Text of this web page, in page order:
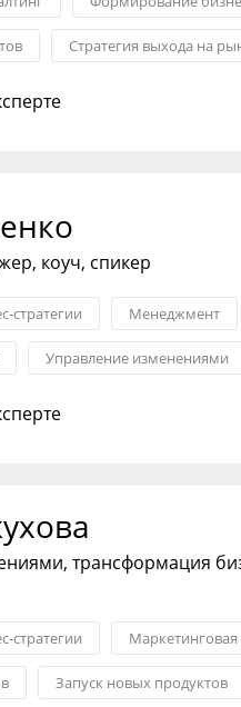
Стратегия выхода на
коуч, спикер
стратегии Менеджмент
Управление изменениями
трансформация
стратегии Маркетинговая
Запуск новых продуктов